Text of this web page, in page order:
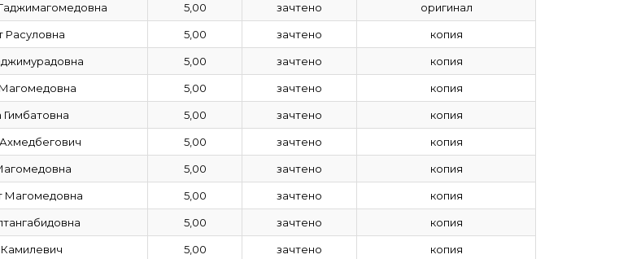
5,00 зачтено оригинал
Расуловна 5,00 зачтено копия
5,00 зачтено копия
5,00 зачтено копия
5,00 зачтено копия
5,00 зачтено копия
5,00 зачтено копия
Магомедовна 5,00 зачтено копия
5,00 зачтено копия
5,00 зачтено копия